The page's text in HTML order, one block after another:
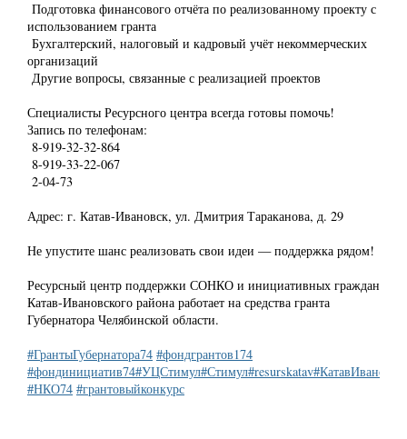
Подготовка финансового отчёта по реализованному проекту с
использованием гранта
Бухгалтерский, налоговый и кадровый учёт некоммерческих
организаций
Другие вопросы, связанные с реализацией проектов
Специалисты Ресурсного центра всегда готовы помочь!
Запись по телефонам:
8-919-32-32-864
8-919-33-22-067
2-04-73
Адрес: г. Катав-Ивановск, ул. Дмитрия Тараканова, д. 29
Не упустите шанс реализовать свои идеи — поддержка рядом!
Ресурсный центр поддержки СОНКО и инициативных граждан
Катав-Ивановского района работает на средства гранта
Губернатора Челябинской области.
#ГрантыГубернатора74 #фондгрантов174
#фондинициатив74#УЦСтимул#Стимул#resurskatav
#НКО74 #грантовыйконкурс